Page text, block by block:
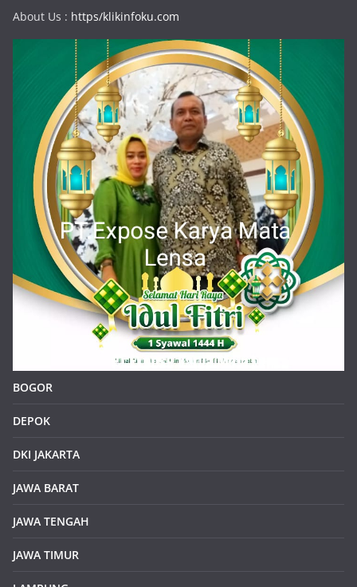
About Us : https/klikinfoku.com
BOGOR
DEPOK
DKI JAKARTA
JAWA BARAT
JAWA TENGAH
JAWA TIMUR